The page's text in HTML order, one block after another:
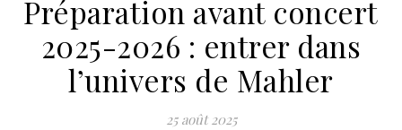
Préparation avant concert
2025-2026 : entrer dans
l’univers de Mahler
25 août 2025